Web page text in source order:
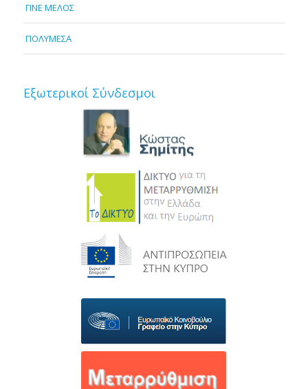
ΓΙΝΕ ΜΕΛΟΣ
ΠΟΛΥΜΕΣΑ
Εξωτερικοί Σύνδεσμοι